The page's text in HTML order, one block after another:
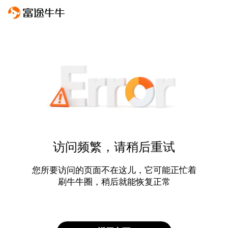
访问频繁，请稍后重试
您所要访问的页面不在这儿，它可能正忙着
刷牛牛圈，稍后就能恢复正常